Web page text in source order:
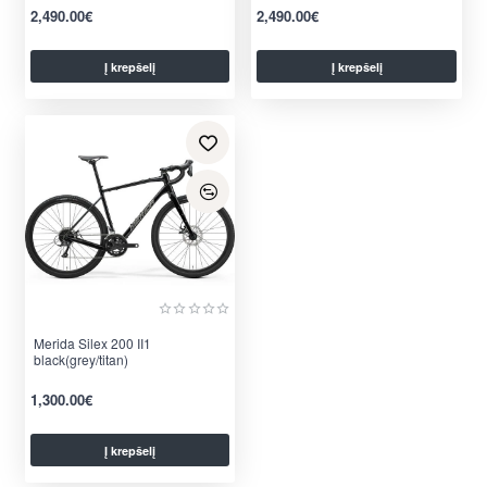
2,490.00€
Į krepšelį
2,490.00€
Į krepšelį
Merida Silex 200 II1
black(grey/titan)
1,300.00€
Į krepšelį